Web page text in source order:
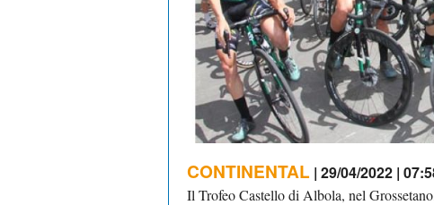
CONTINENTAL | 29/04/2022 |
Il Trofeo Castello di Albola, nel